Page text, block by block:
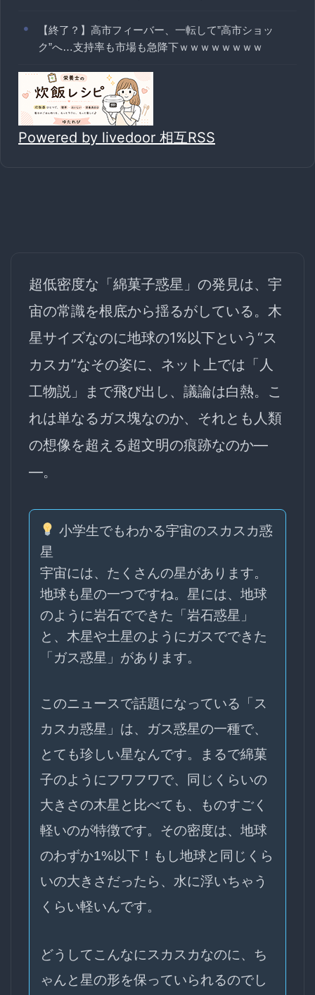
【終了？】高市フィーバー、一転して”高市ショッ
ク”へ…支持率も市場も急降下ｗｗｗｗｗｗｗｗ
Powered by livedoor 相互RSS
超低密度な「綿菓子惑星」の発見は、宇
宙の常識を根底から揺るがしている。木
星サイズなのに地球の1%以下という“ス
カスカ”なその姿に、ネット上では「人
工物説」まで飛び出し、議論は白熱。こ
れは単なるガス塊なのか、それとも人類
の想像を超える超文明の痕跡なのか―
―。
小学生でもわかる宇宙のスカスカ惑
星
宇宙には、たくさんの星があります。
地球も星の一つですね。星には、地球
のように岩石でできた「岩石惑星」
と、木星や土星のようにガスでできた
「ガス惑星」があります。
このニュースで話題になっている「ス
カスカ惑星」は、ガス惑星の一種で、
とても珍しい星なんです。まるで綿菓
子のようにフワフワで、同じくらいの
大きさの木星と比べても、ものすごく
軽いのが特徴です。その密度は、地球
のわずか1%以下！もし地球と同じくら
いの大きさだったら、水に浮いちゃう
くらい軽いんです。
どうしてこんなにスカスカなのに、ち
ゃんと星の形を保っていられるのでし